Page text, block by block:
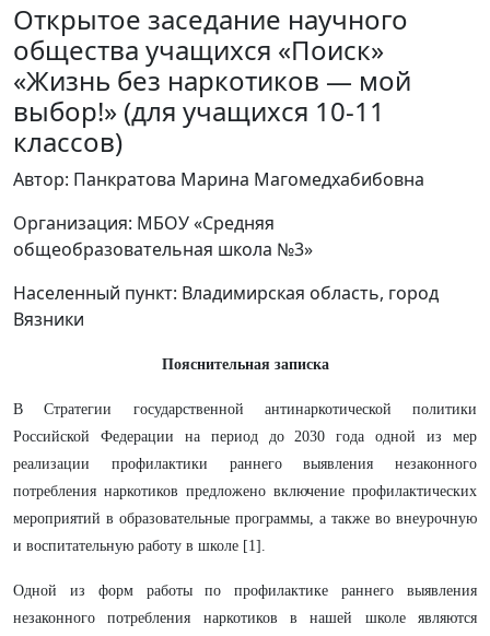
Открытое заседание научного
общества учащихся «Поиск»
«Жизнь без наркотиков — мой
выбор!» (для учащихся 10-11
классов)
Автор: Панкратова Марина Магомедхабибовна
Организация: МБОУ «Средняя
общеобразовательная школа №3»
Населенный пункт: Владимирская область, город
Вязники
Пояснительная записка
В Стратегии
государственной антинаркотической политики
Российской Федерации на период до 2030 года одной из мер
реализации профилактики раннего выявления незаконного
потребления наркотиков предложено включение профилактических
мероприятий в образовательные программы, а также во внеурочную
и воспитательную работу в школе [1].
Одной из форм работы по профилактике раннего выявления
незаконного потребления наркотиков в нашей школе являются